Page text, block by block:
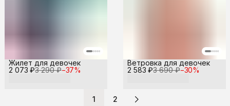
2 073 ₽3 290 ₽−37%
Жилет для девочек
2 583 ₽3 690 ₽−30%
Ветровка для девочек
1 2